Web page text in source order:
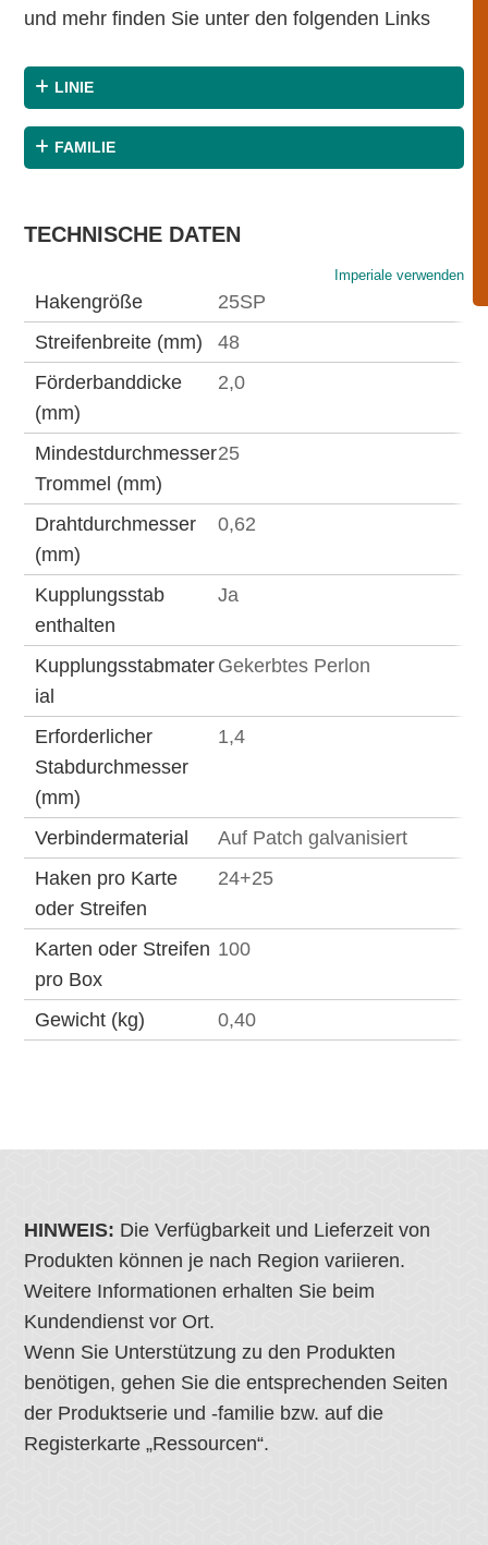
und mehr finden Sie unter den folgenden Links
LINIE
FAMILIE
TECHNISCHE DATEN
Imperiale verwenden
Hakengröße
25SP
Streifenbreite (mm)
48
Förderbanddicke
(mm)
2,0
Mindestdurchmesser
Trommel (mm)
25
Drahtdurchmesser
(mm)
0,62
Kupplungsstab
enthalten
Ja
Kupplungsstabmater
ial
Gekerbtes Perlon
Erforderlicher
Stabdurchmesser
(mm)
1,4
Verbindermaterial
Auf Patch galvanisiert
Haken pro Karte
oder Streifen
24+25
Karten oder Streifen
pro Box
100
Gewicht (kg) 0,40
HINWEIS: Die Verfügbarkeit und Lieferzeit von
Produkten können je nach Region variieren.
Weitere Informationen erhalten Sie beim
Kundendienst vor Ort.
Wenn Sie Unterstützung zu den Produkten
benötigen, gehen Sie die entsprechenden Seiten
der Produktserie und -familie bzw. auf die
Registerkarte „Ressourcen“.